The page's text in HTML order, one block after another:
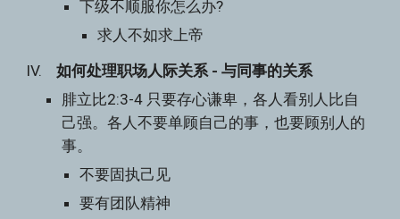
下级不顺服你怎么办?
求人不如求上帝
IV. 如何处理职场人际关系 - 与同事的关系
腓立比2:3-4 只要存心谦卑，各人看别人比自
己强。各人不要单顾自己的事，也要顾别人的
事。
不要固执己见
要有团队精神